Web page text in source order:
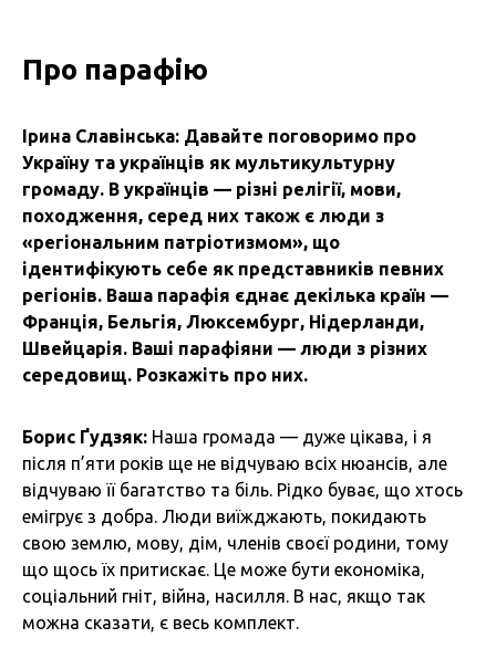
Про парафію
Ірина Славінська: Давайте поговоримо про
Україну та українців як мультикультурну
громаду. В українців — різні релігії, мови,
походження, серед них також є люди з
«регіональним патріотизмом», що
ідентифікують себе як представників певних
регіонів. Ваша парафія єднає декілька країн —
Франція, Бельгія, Люксембург, Нідерланди,
Швейцарія. Ваші парафіяни — люди з різних
середовищ. Розкажіть про них.
Борис Ґудзяк: Наша громада — дуже цікава, і я
після п’яти років ще не відчуваю всіх нюансів, але
відчуваю її багатство та біль. Рідко буває, що хтось
емігрує з добра. Люди виїжджають, покидають
свою землю, мову, дім, членів своєї родини, тому
що щось їх притискає. Це може бути економіка,
соціальний гніт, війна, насилля. В нас, якщо так
можна сказати, є весь комплект.